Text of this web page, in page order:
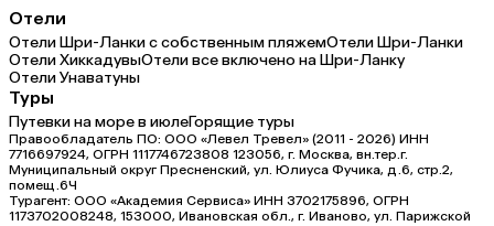
Отели
Отели Шри-Ланки с собственным пляжемОтели Шри-Ланки
Отели ХиккадувыОтели все включено на Шри-Ланку
Отели Унаватуны
Туры
Путевки на море в июлеГорящие туры
Правообладатель ПО: ООО «Левел Тревел» (2011 - 2026) ИНН
7716697924, ОГРН 1117746723808 123056, г. Москва, вн.тер.г.
Муниципальный округ Пресненский, ул. Юлиуса Фучика, д.6, стр.2,
помещ.6Ч
Турагент: ООО «Академия Сервиса» ИНН 3702175896, ОГРН
1173702008248, 153000, Ивановская обл., г. Иваново, ул. Парижской